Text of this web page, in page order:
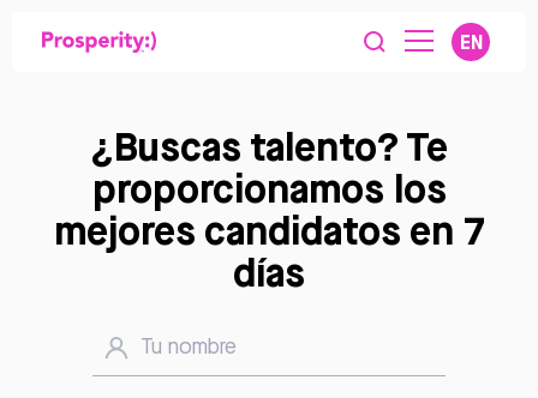
EN
¿Buscas talento? Te
proporcionamos los
mejores candidatos en 7
días